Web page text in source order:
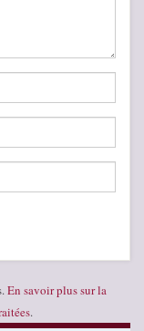
En savoir plus sur la
.